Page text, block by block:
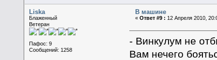
Liska
Блаженный
Ветеран
Пафос: 9
Сообщений: 1258
В машине
«Ответ #9 : 12 Апреля 2010,
- Винкулум не
Вам нечего